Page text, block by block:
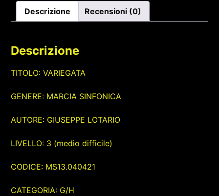
Descrizione Recensioni (0)
Descrizione
TITOLO: VARIEGATA
GENERE: MARCIA SINFONICA
AUTORE: GIUSEPPE LOTARIO
LIVELLO: 3 (medio difficile)
CODICE: MS13.040421
CATEGORIA: G/H